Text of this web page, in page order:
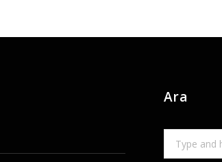
Ara
for: